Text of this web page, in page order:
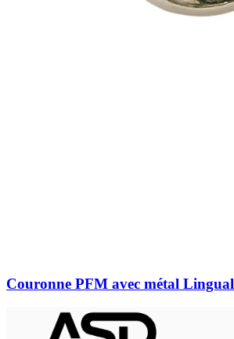
Couronne PFM avec métal Lingual